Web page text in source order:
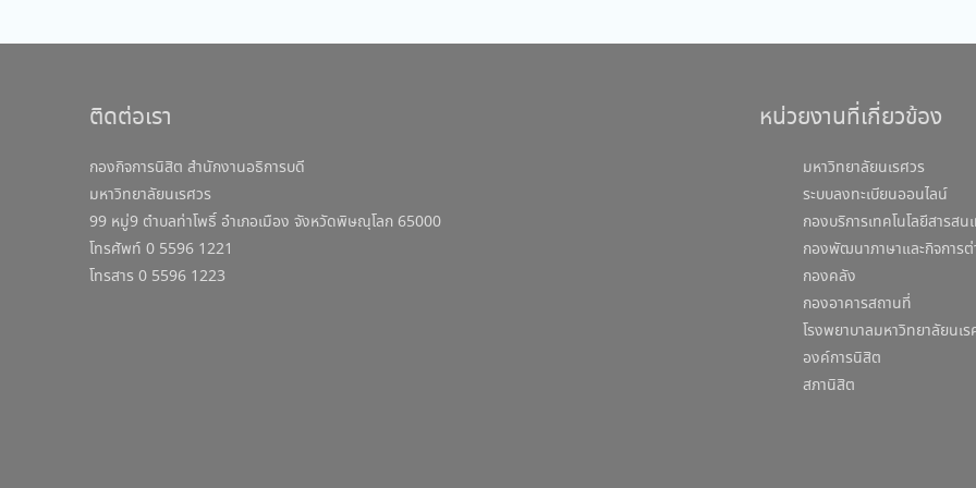
ติดต่อเรา
กองกิจการนิสิต สำนักงานอธิการบดี
มหาวิทยาลัยนเรศวร
99 หมู่9 ตำบลท่าโพธิ์ อำเภอเมือง จังหวัดพิษณุโลก 65000
โทรศัพท์ 0 5596 1221
โทรสาร 0 5596 1223
หน่วยงานที่เกี่ยวข้อง
มหาวิทยาลัยนเรศวร
ระบบลงทะเบียนออนไลน์
กองบริการเทคโนโลยีสารสน
กองพัฒนาภาษาและกิจการต่
กองคลัง
กองอาคารสถานที่
โรงพยาบาลมหาวิทยาลัยนเร
องค์การนิสิต
สภานิสิต